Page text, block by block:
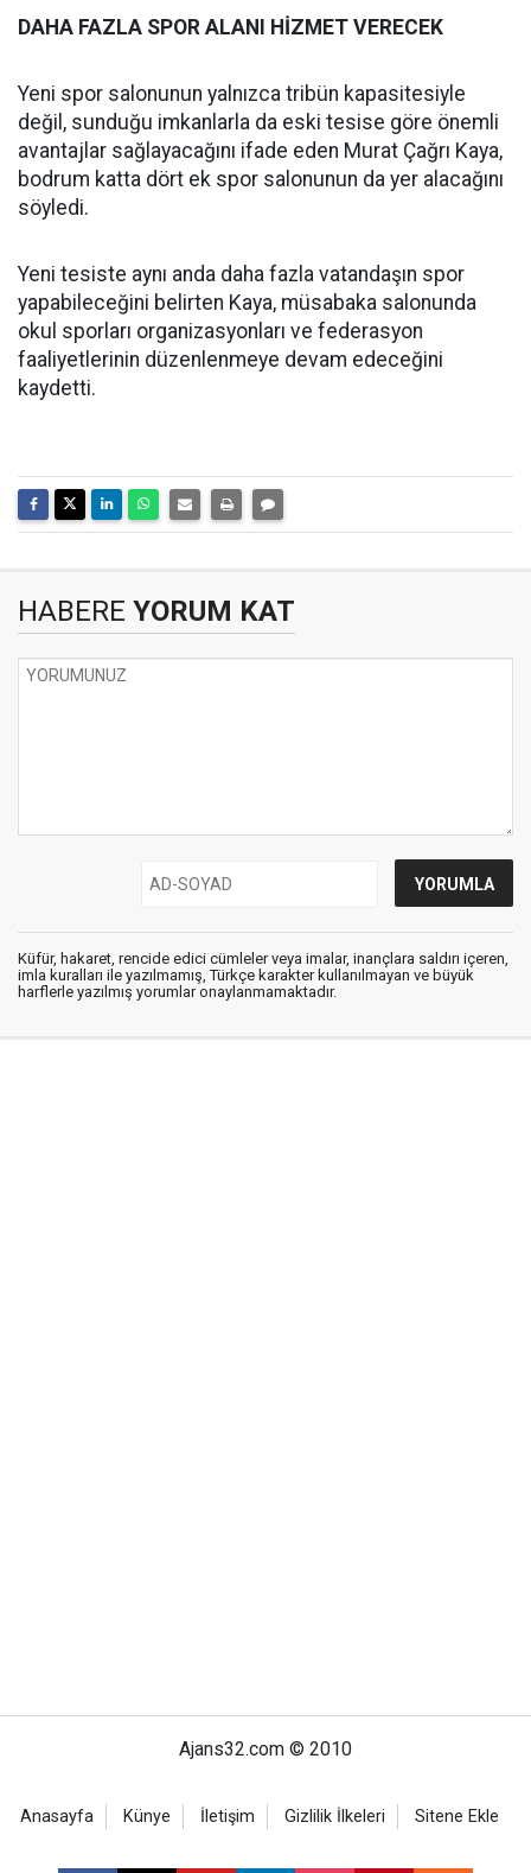
DAHA FAZLA SPOR ALANI HİZMET VERECEK
Yeni spor salonunun yalnızca tribün kapasitesiyle
değil, sunduğu imkanlarla da eski tesise göre önemli
avantajlar sağlayacağını ifade eden Murat Çağrı Kaya,
bodrum katta dört ek spor salonunun da yer alacağını
söyledi.
Yeni tesiste aynı anda daha fazla vatandaşın spor
yapabileceğini belirten Kaya, müsabaka salonunda
okul sporları organizasyonları ve federasyon
faaliyetlerinin düzenlenmeye devam edeceğini
kaydetti.
HABERE YORUM KAT
Küfür, hakaret, rencide edici cümleler veya imalar, inançlara saldırı içeren,
imla kuralları ile yazılmamış, Türkçe karakter kullanılmayan ve büyük
harflerle yazılmış yorumlar onaylanmamaktadır.
Ajans32.com © 2010
Anasayfa Künye İletişim Gizlilik İlkeleri Sitene Ekle